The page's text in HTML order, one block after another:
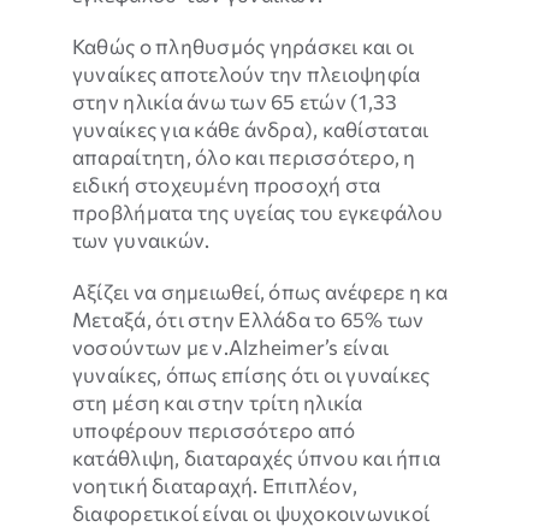
Καθώς ο πληθυσμός γηράσκει και οι
γυναίκες αποτελούν την πλειοψηφία
στην ηλικία άνω των 65 ετών (1,33
γυναίκες για κάθε άνδρα), καθίσταται
απαραίτητη, όλο και περισσότερο, η
ειδική στοχευμένη προσοχή στα
προβλήματα της υγείας του εγκεφάλου
των γυναικών.
Αξίζει να σημειωθεί, όπως ανέφερε η κα
Μεταξά, ότι στην Ελλάδα το 65% των
νοσούντων με ν.Alzheimer’s είναι
γυναίκες, όπως επίσης ότι οι γυναίκες
στη μέση και στην τρίτη ηλικία
υποφέρουν περισσότερο από
κατάθλιψη, διαταραχές ύπνου και ήπια
νοητική διαταραχή. Επιπλέον,
διαφορετικοί είναι οι ψυχοκοινωνικοί
εμφανίζονται.